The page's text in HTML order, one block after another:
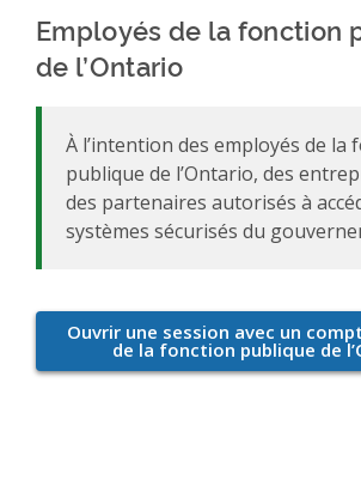
Employés de la fonction
de l’Ontario
À l’intention des employés de la
publique de l’Ontario, des
des partenaires autorisés à
systèmes sécurisés du